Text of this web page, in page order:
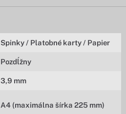
Spinky / Platobné karty / Papier
Pozdĺžny
3,9 mm
A4 (maximálna šírka 225 mm)